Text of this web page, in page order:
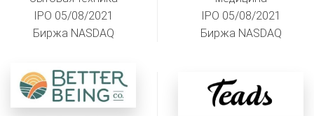
IPO 05/08/2021
Биржа NASDAQ
IPO 05/08/2021
Биржа NASDAQ